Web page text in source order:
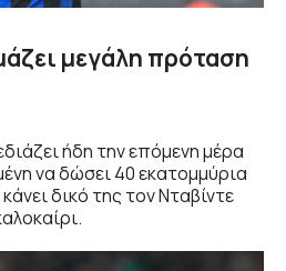
μεγάλη πρόταση
ήδη την επόμενη μέρα
να δώσει 40 εκατομμύρια
δικό της τον Νταβίντε